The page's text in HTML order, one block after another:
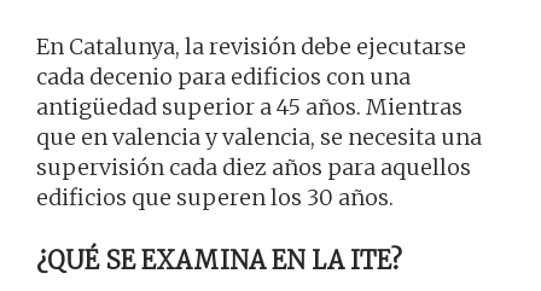
En Catalunya, la revisión debe ejecutarse
cada decenio para edificios con una
antigüedad superior a 45 años. Mientras
que en valencia y valencia, se necesita una
supervisión cada diez años para aquellos
edificios que superen los 30 años.
¿QUÉ SE EXAMINA EN LA ITE?